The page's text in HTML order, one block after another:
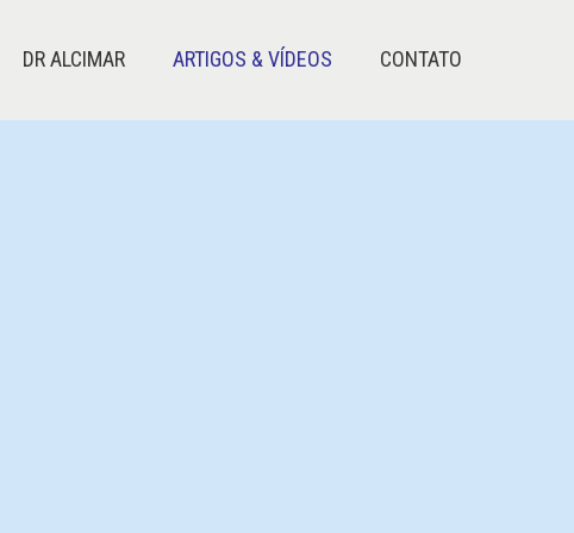
DR ALCIMAR ARTIGOS & VÍDEOS CONTATO